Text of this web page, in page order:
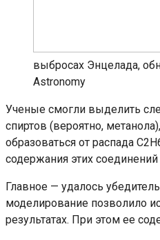
выбросах Энцелада,
Astronomy
Ученые смогли выделить
спиртов (вероятно,
образоваться от распада
содержания этих
Главное — удалось
моделирование позволило
результатах. При этом ее